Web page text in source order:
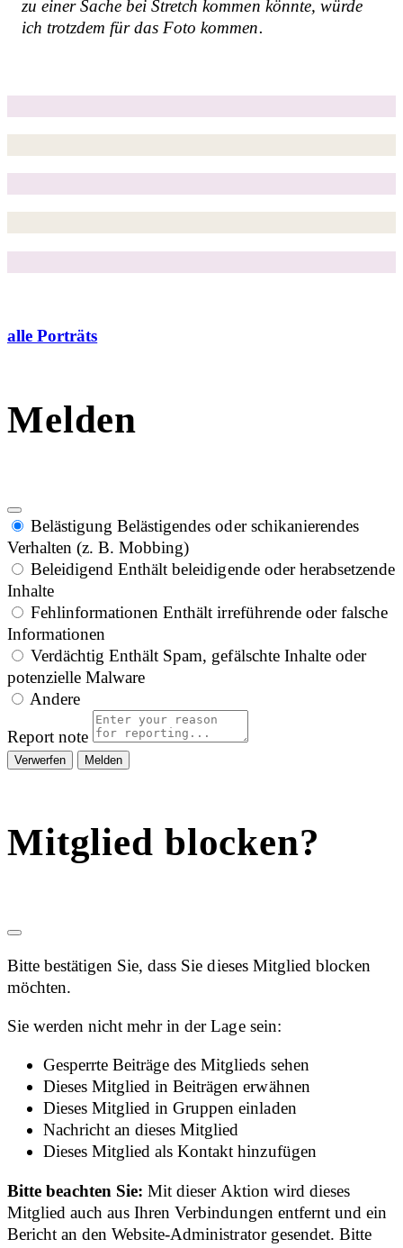
zu einer Sache bei Stretch kommen könnte, würde
ich trotzdem für das Foto kommen.
alle Porträts
Melden
Belästigung Belästigendes oder schikanierendes
Verhalten (z. B. Mobbing)
Beleidigend Enthält beleidigende oder herabsetzende
Inhalte
Fehlinformationen Enthält irreführende oder falsche
Informationen
Verdächtig Enthält Spam, gefälschte Inhalte oder
potenzielle Malware
Andere
Report note
Melden
Mitglied blocken?
Bitte bestätigen Sie, dass Sie dieses Mitglied blocken
möchten.
Sie werden nicht mehr in der Lage sein:
Gesperrte Beiträge des Mitglieds sehen
Dieses Mitglied in Beiträgen erwähnen
Dieses Mitglied in Gruppen einladen
Nachricht an dieses Mitglied
Dieses Mitglied als Kontakt hinzufügen
Bitte beachten Sie:Mit dieser Aktion wird dieses
Mitglied auch aus Ihren Verbindungen entfernt und ein
Bericht an den Website-Administrator gesendet. Bitte